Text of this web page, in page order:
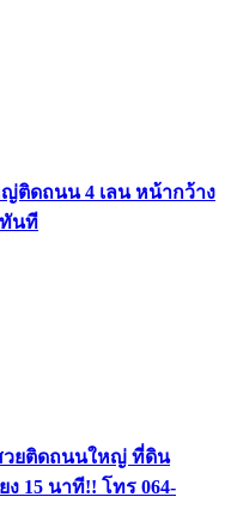
ติดถนน 4 เลน หน้ากว้าง
ทันที
วยติดถนนใหญ่ ที่ดิน
15 นาที!! โทร 064-